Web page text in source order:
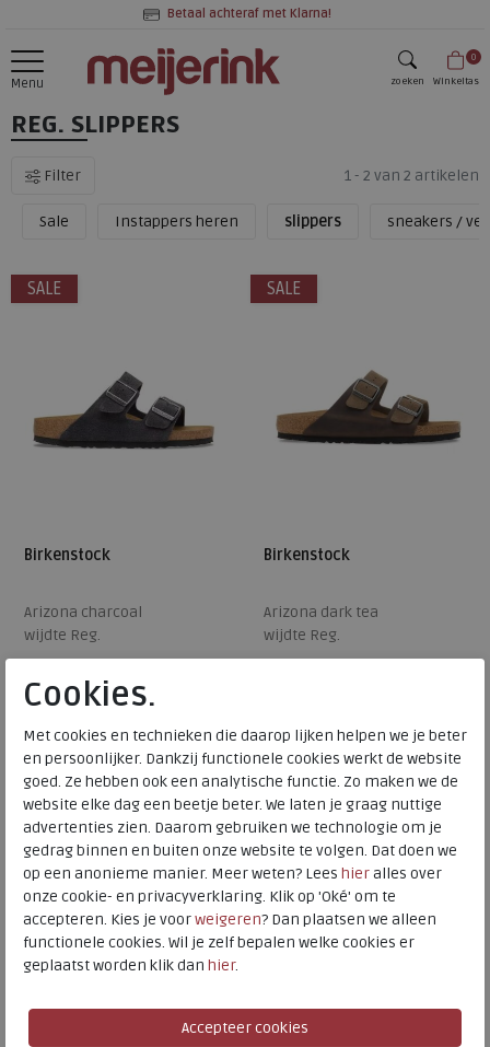
Betaal achteraf met Klarna!
Menu zoeken
0
Winkeltas
REG. SLIPPERS
Filter 1 - 2 van 2 artikelen
Sale Instappers heren slippers sneakers /
SALE
Birkenstock
Arizona charcoal
wijdte Reg.
€ 95,96
Beschikbare maten
39 40 43 44
SALE
Birkenstock
Arizona dark tea
wijdte Reg.
Beschikbare maten
40
Cookies.
Met cookies en technieken die daarop lijken helpen we je beter
en persoonlijker. Dankzij functionele cookies werkt de website
goed. Ze hebben ook een analytische functie. Zo maken we de
website elke dag een beetje beter. We laten je graag nuttige
advertenties zien. Daarom gebruiken we technologie om je
gedrag binnen en buiten onze website te volgen. Dat doen we
op een anonieme manier. Meer weten? Lees hieralles over
onze cookie- en privacyverklaring. Klik op 'Oké' om te
accepteren. Kies je voorweigeren? Dan plaatsen we alleen
functionele cookies. Wil je zelf bepalen welke cookies er
geplaatst worden klik dan hier.